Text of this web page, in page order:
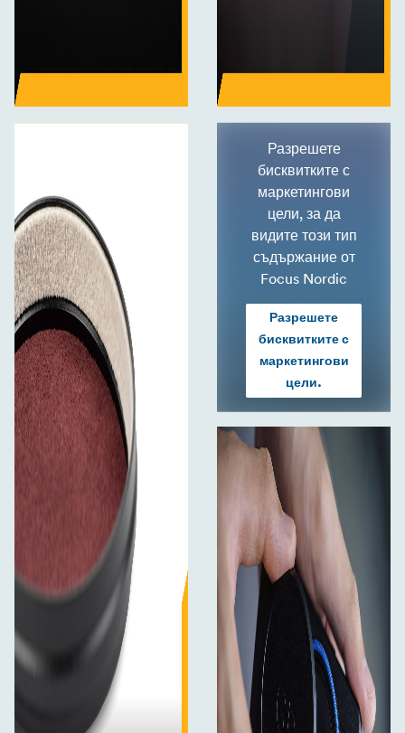
Разрешете
бисквитките с
маркетингови
цели, за да
видите този тип
съдържание от
Focus Nordic
Разрешете
бисквитките с
маркетингови
цели.